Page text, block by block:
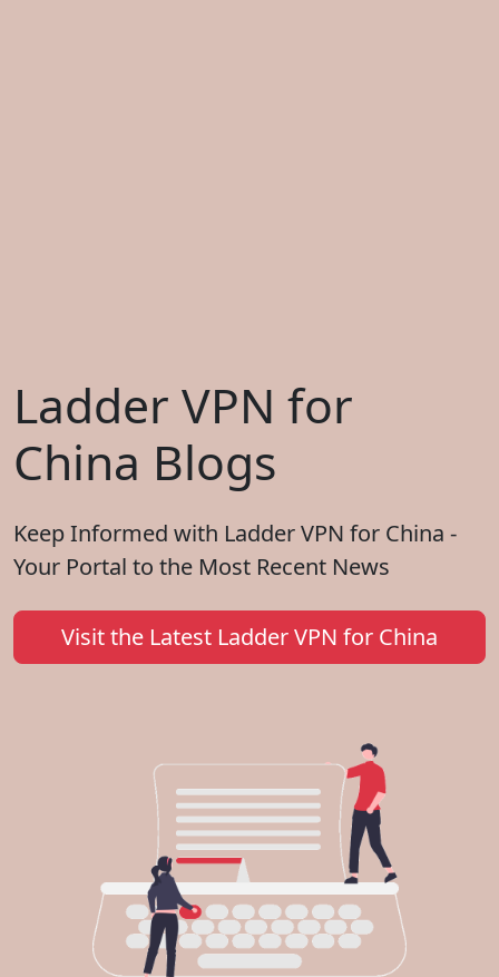
Ladder VPN for
China Blogs
Keep Informed with Ladder VPN for China -
Your Portal to the Most Recent News
Visit the Latest Ladder VPN for China